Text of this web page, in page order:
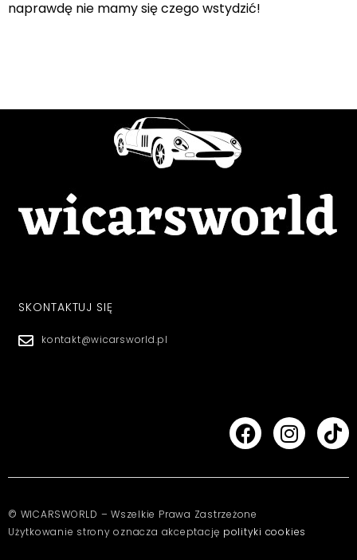
naprawdę nie mamy się czego wstydzić!
SKONTAKTUJ SIĘ
kontakt@wicarsworld.pl
© WICARSWORLD – Wszelkie Prawa Zastrzeżone
Użytkowanie strony oznacza akceptację polityki cookies